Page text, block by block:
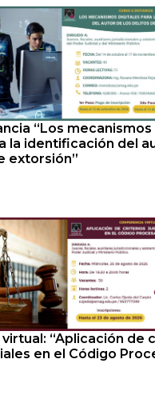
“Los mecanismos
la identificación del
extorsión”
“Aplicación de
en el Código